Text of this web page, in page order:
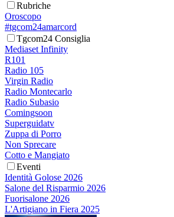
Rubriche
Oroscopo
#tgcom24amarcord
Tgcom24 Consiglia
Mediaset Infinity
R101
Radio 105
Virgin Radio
Radio Montecarlo
Radio Subasio
Comingsoon
Superguidatv
Zuppa di Porro
Non Sprecare
Cotto e Mangiato
Eventi
Identità Golose 2026
Salone del Risparmio 2026
Fuorisalone 2026
L'Artigiano in Fiera 2025